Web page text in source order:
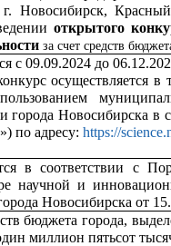
Новосибирск,
открытого
за счет средств
с 09.09.2024 до
города Новосибирска в
по адресу:https://
в соответствии с
научной и
Новосибирска от
бюджета города,
миллион пятьсот